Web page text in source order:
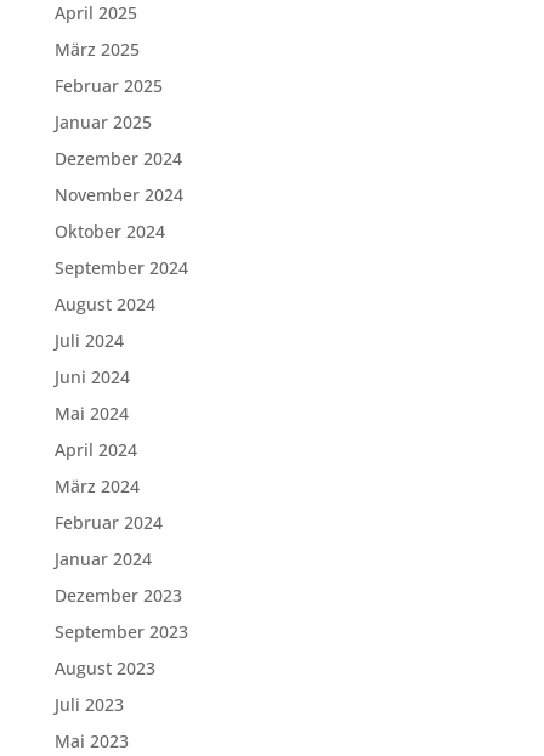
April 2025
März 2025
Februar 2025
Januar 2025
Dezember 2024
November 2024
Oktober 2024
September 2024
August 2024
Juli 2024
Juni 2024
Mai 2024
April 2024
März 2024
Februar 2024
Januar 2024
Dezember 2023
September 2023
August 2023
Juli 2023
Mai 2023